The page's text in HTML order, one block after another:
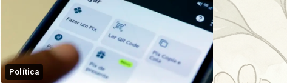
Política